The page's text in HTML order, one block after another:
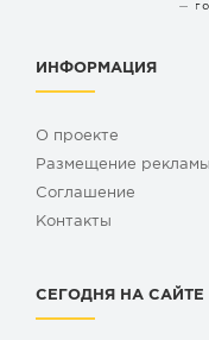
ИНФОРМАЦИЯ
О проекте
Размещение рекламы
Cоглашение
Контакты
СЕГОДНЯ НА САЙТЕ